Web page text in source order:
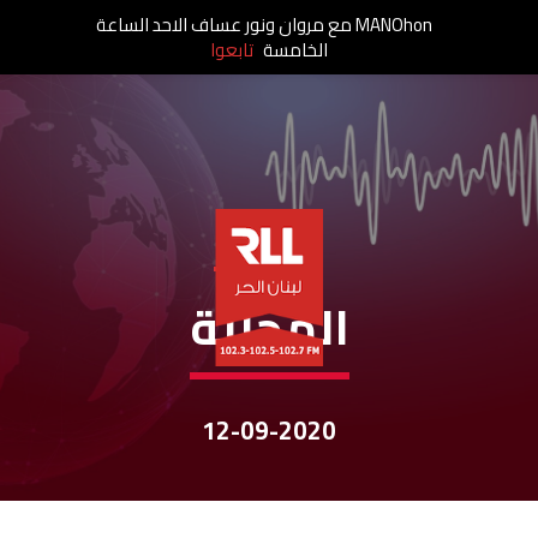
نشرات الأخبار
المحليّة
12-09-2020
MANOhon مع مروان ونور عساف الاحد الساعة
الخامسة تابعوا